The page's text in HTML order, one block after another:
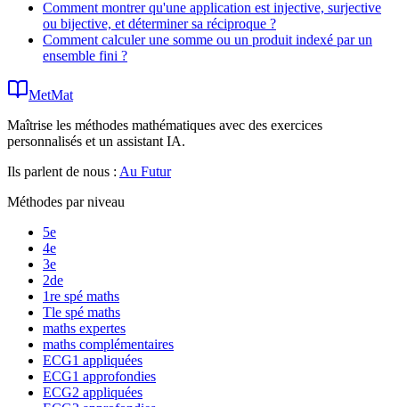
Comment montrer qu'une application est injective, surjective
ou bijective, et déterminer sa réciproque ?
Comment calculer une somme ou un produit indexé par un
ensemble fini ?
MetMat
Maîtrise les méthodes mathématiques avec des exercices
personnalisés et un assistant IA.
Ils parlent de nous : Au Futur
Méthodes par niveau
5e
4e
3e
2de
1re spé maths
Tle spé maths
maths expertes
maths complémentaires
ECG1 appliquées
ECG1 approfondies
ECG2 appliquées